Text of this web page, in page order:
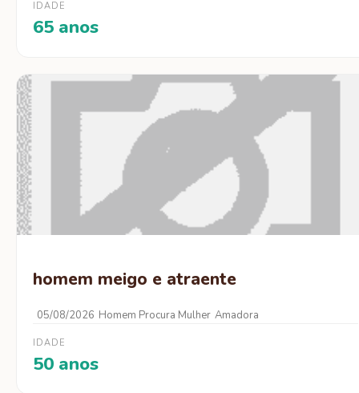
IDADE
65 anos
homem meigo e atraente
05/08/2026 Homem Procura Mulher Amadora
IDADE
50 anos